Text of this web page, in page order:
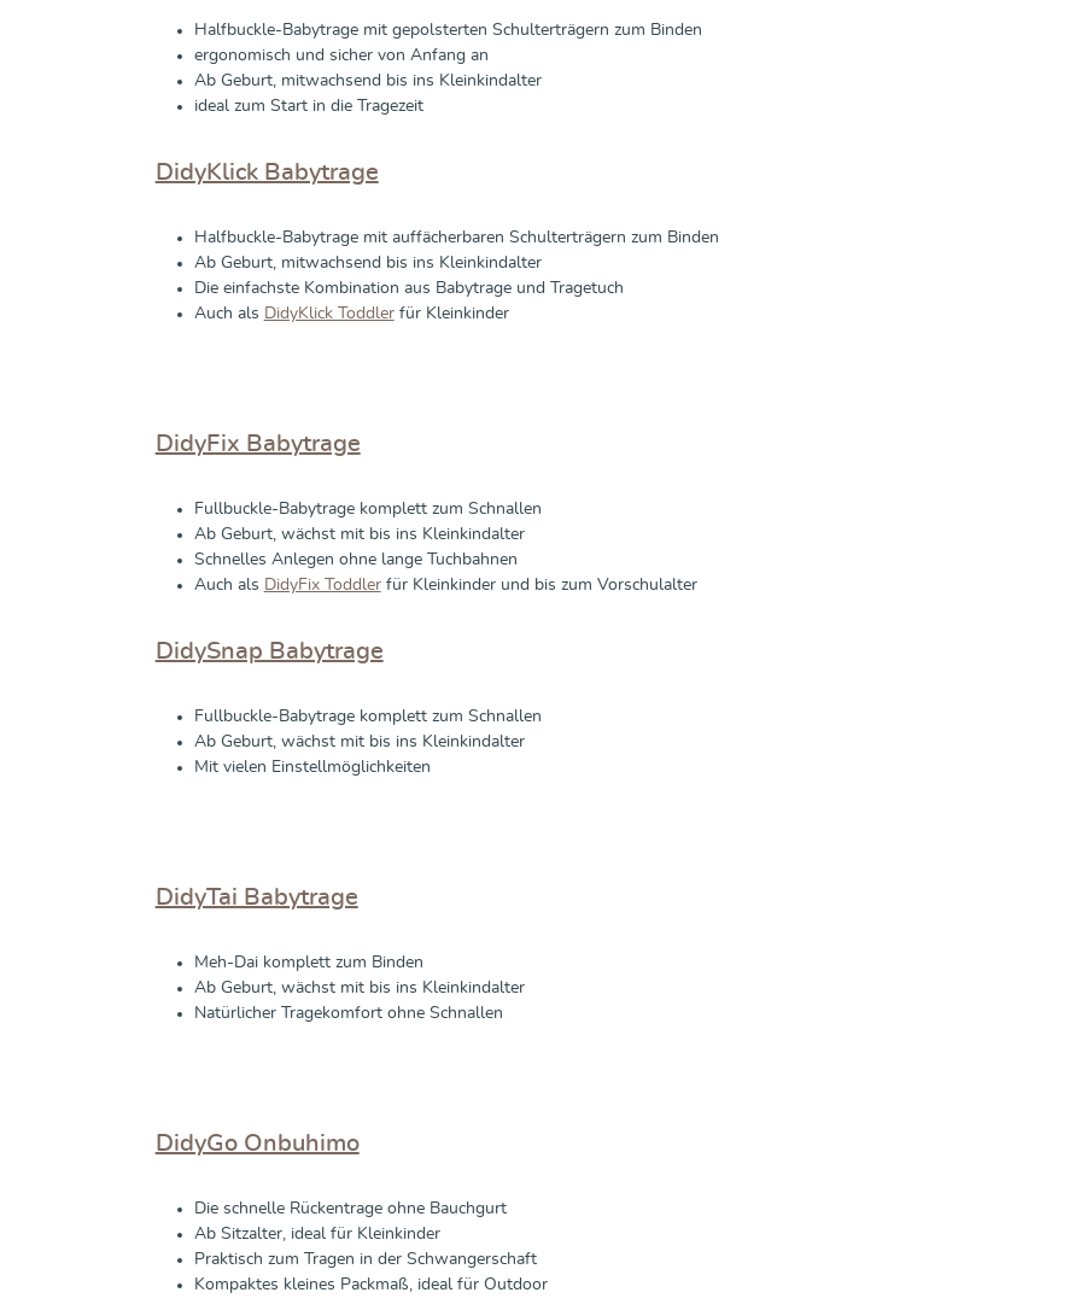
Halfbuckle-Babytrage mit gepolsterten Schulterträgern zum Binden
ergonomisch und sicher von Anfang an
Ab Geburt, mitwachsend bis ins Kleinkindalter
ideal zum Start in die Tragezeit
DidyKlick Babytrage
Halfbuckle-Babytrage mit auffächerbaren Schulterträgern zum Binden
Ab Geburt, mitwachsend bis ins Kleinkindalter
Die einfachste Kombination aus Babytrage und Tragetuch
Auch als DidyKlick Toddlerfür Kleinkinder
DidyFix Babytrage
Fullbuckle-Babytrage komplett zum Schnallen
Ab Geburt, wächst mit bis ins Kleinkindalter
Schnelles Anlegen ohne lange Tuchbahnen
Auch als DidyFix Toddlerfür Kleinkinder und bis zum Vorschulalter
DidySnap Babytrage
Fullbuckle-Babytrage komplett zum Schnallen
Ab Geburt, wächst mit bis ins Kleinkindalter
Mit vielen Einstellmöglichkeiten
DidyTai Babytrage
Meh-Dai komplett zum Binden
Ab Geburt, wächst mit bis ins Kleinkindalter
Natürlicher Tragekomfort ohne Schnallen
DidyGo Onbuhimo
Die schnelle Rückentrage ohne Bauchgurt
Ab Sitzalter, ideal für Kleinkinder
Praktisch zum Tragen in der Schwangerschaft
Kompaktes kleines Packmaß, ideal für Outdoor